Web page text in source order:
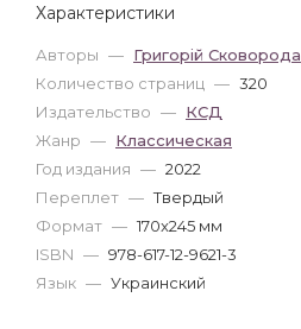
Характеристики
Авторы — Григорій Сковорода
Количество страниц — 320
Издательство — КСД
Жанр — Классическая
Год издания — 2022
Переплет — Твердый
Формат — 170x245 мм
ISBN — 978-617-12-9621-3
Язык — Украинский